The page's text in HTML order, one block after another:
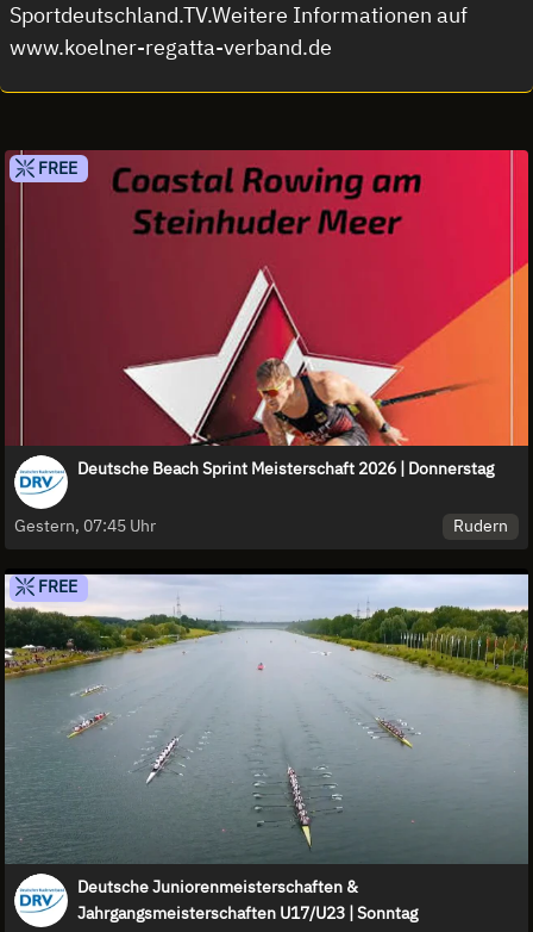
Sportdeutschland.TV.Weitere Informationen auf
www.koelner-regatta-verband.de
FREE
Deutsche Beach Sprint Meisterschaft 2026 | Donnerstag
Gestern, 07:45 Uhr Rudern
FREE
Deutsche Juniorenmeisterschaften &
Jahrgangsmeisterschaften U17/U23 | Sonntag